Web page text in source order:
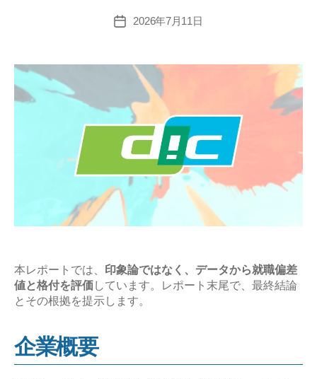
投
2026年7月11日
本レポートでは、 印象論ではなく、データから就職偏差
値と格付を評価しています。レポート末尾で、最終結論
とその根拠を提示します。
企業概要